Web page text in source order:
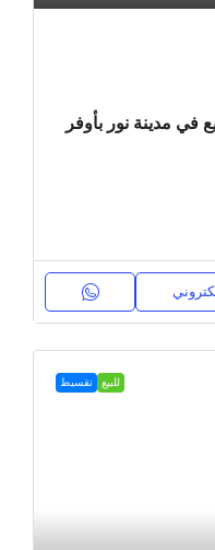
في مدينة نور بأوفر
للبيع تقسيط